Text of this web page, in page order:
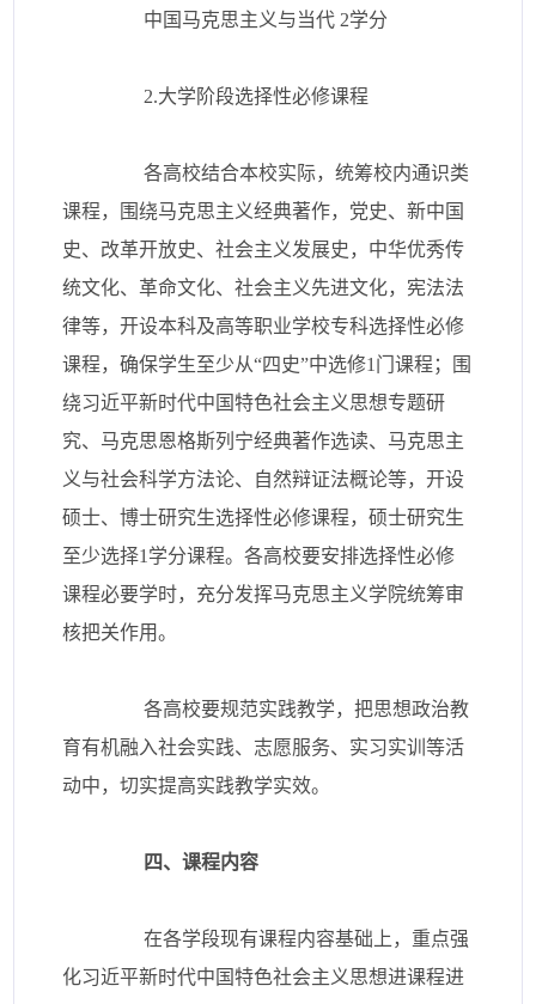
中国马克思主义与当代 2学分
2.大学阶段选择性必修课程
各高校结合本校实际，统筹校内通识类
课程，围绕马克思主义经典著作，党史、新中国
史、改革开放史、社会主义发展史，中华优秀传
统文化、革命文化、社会主义先进文化，宪法法
律等，开设本科及高等职业学校专科选择性必修
课程，确保学生至少从“四史”中选修1门课程；围
绕习近平新时代中国特色社会主义思想专题研
究、马克思恩格斯列宁经典著作选读、马克思主
义与社会科学方法论、自然辩证法概论等，开设
硕士、博士研究生选择性必修课程，硕士研究生
至少选择1学分课程。各高校要安排选择性必修
课程必要学时，充分发挥马克思主义学院统筹审
核把关作用。
各高校要规范实践教学，把思想政治教
育有机融入社会实践、志愿服务、实习实训等活
动中，切实提高实践教学实效。
四、课程内容
在各学段现有课程内容基础上，重点强
化习近平新时代中国特色社会主义思想进课程进